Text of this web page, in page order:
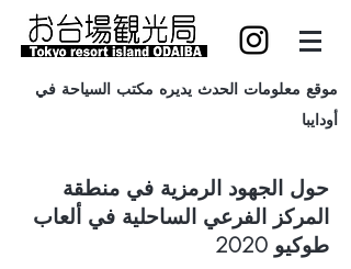
موقع معلومات الحدث يديره مكتب السياحة في
أودايبا
حول الجهود الرمزية في منطقة
المركز الفرعي الساحلية في ألعاب
طوكيو 2020